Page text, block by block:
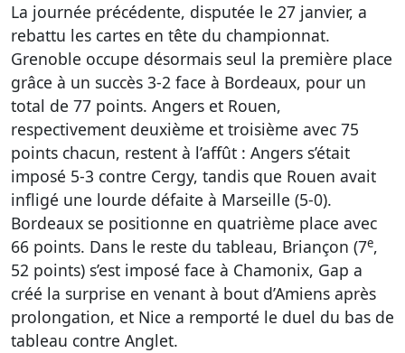
La journée précédente, disputée le 27 janvier, a
rebattu les cartes en tête du championnat.
Grenoble occupe désormais seul la première place
grâce à un succès 3-2 face à Bordeaux, pour un
total de 77 points. Angers et Rouen,
respectivement deuxième et troisième avec 75
points chacun, restent à l’affût : Angers s’était
imposé 5-3 contre Cergy, tandis que Rouen avait
infligé une lourde défaite à Marseille (5-0).
Bordeaux se positionne en quatrième place avec
66 points. Dans le reste du tableau, Briançon (7e,
52 points) s’est imposé face à Chamonix, Gap a
créé la surprise en venant à bout d’Amiens après
prolongation, et Nice a remporté le duel du bas de
tableau contre Anglet.